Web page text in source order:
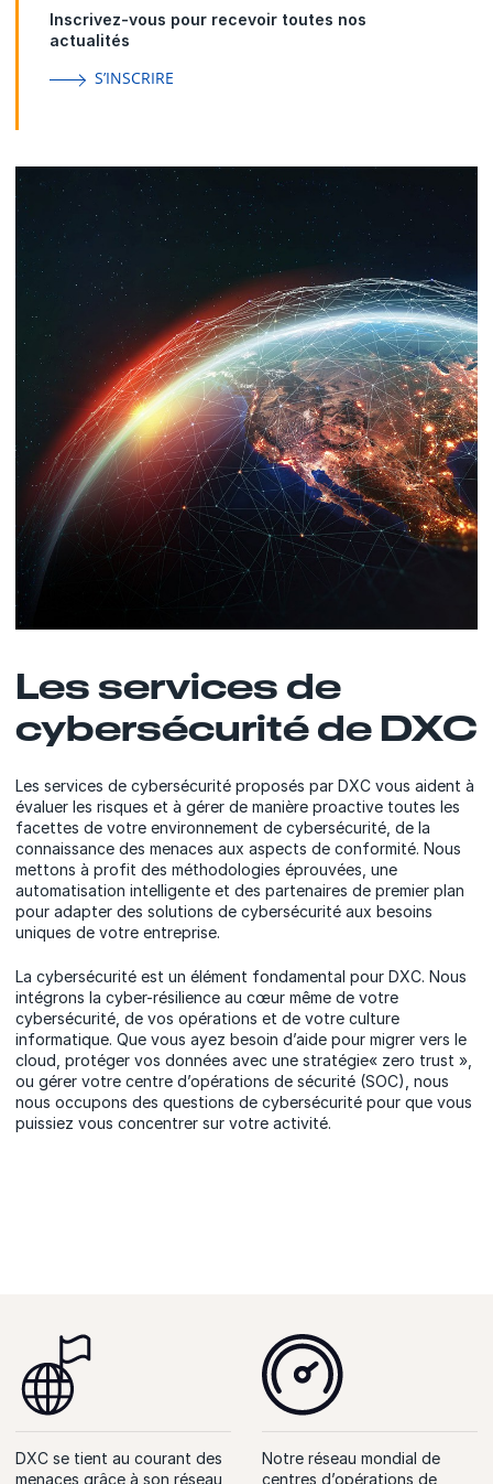
Inscrivez-vous pour recevoir toutes nos
actualités
S’INSCRIRE
Les services de
cybersécurité de DXC
Les services de cybersécurité proposés par DXC vous aident à
évaluer les risques et à gérer de manière proactive toutes les
facettes de votre environnement de cybersécurité, de la
connaissance des menaces aux aspects de conformité. Nous
mettons à profit des méthodologies éprouvées, une
automatisation intelligente et des partenaires de premier plan
pour adapter des solutions de cybersécurité aux besoins
uniques de votre entreprise.
La cybersécurité est un élément fondamental pour DXC. Nous
intégrons la cyber-résilience au cœur même de votre
cybersécurité, de vos opérations et de votre culture
informatique. Que vous ayez besoin d’aide pour migrer vers le
cloud, protéger vos données avec une stratégie« zero trust »,
ou gérer votre centre d’opérations de sécurité (SOC), nous
nous occupons des questions de cybersécurité pour que vous
puissiez vous concentrer sur votre activité.
DXC se tient au courant des
menaces grâce à son réseau
Notre réseau mondial de
centres d’opérations de